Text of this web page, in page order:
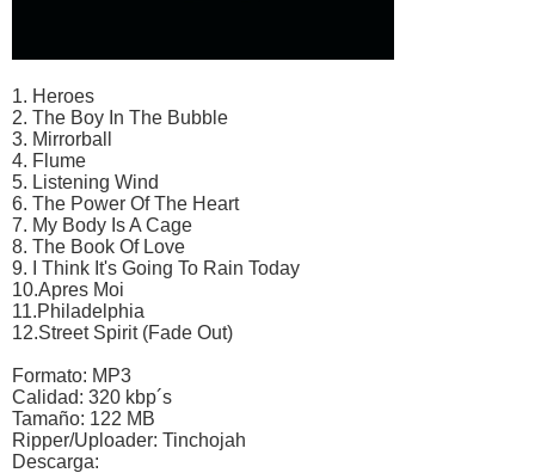
1. Heroes
2. The Boy In The Bubble
3. Mirrorball
4. Flume
5. Listening Wind
6. The Power Of The Heart
7. My Body Is A Cage
8. The Book Of Love
9. I Think It's Going To Rain Today
10.Apres Moi
11.Philadelphia
12.Street Spirit (Fade Out)
Formato: MP3
Calidad: 320 kbp´s
Tamaño: 122 MB
Ripper/Uploader: Tinchojah
Descarga: